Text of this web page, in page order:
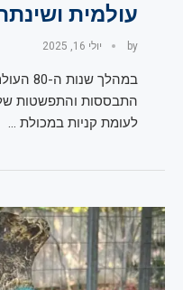
עולמית
by יולי 16, 2025
במהלך
התבססות והתפשטות של
לעומת קניות במכולת …